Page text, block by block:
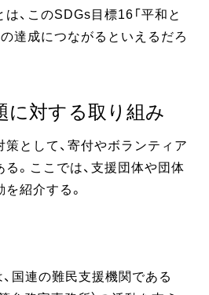
、このSDGs目標16「平和と
達成につながるといえるだろ
に対する取り組み
として、寄付やボランティア
。ここでは、支援団体や団体
紹介する。
国連の難民支援機関である